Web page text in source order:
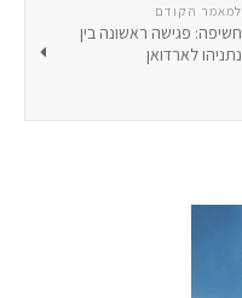
למאמר הקודם
חשיפה: פגישה ראשונה בין
נתניהו לארדואן